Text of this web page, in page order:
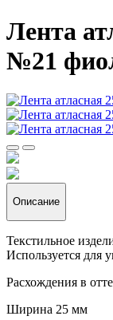
Лента
№21
Описание
Текстильное
Используется для
Расхождения в
Ширина 25 мм